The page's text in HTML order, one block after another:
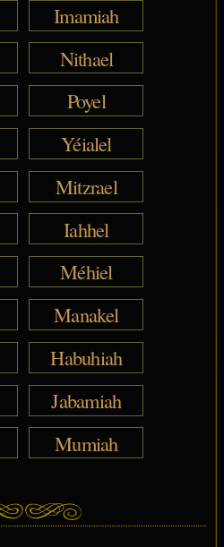
Imamiah
Nithael
Poyel
Yéialel
Mitzrael
Iahhel
Méhiel
Manakel
Habuhiah
Jabamiah
Mumiah